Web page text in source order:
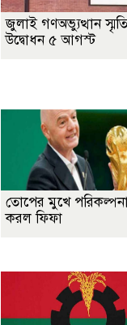
জুলাই গণঅভ্যুত্থান
উদ্বোধন ৫ আগস্ট
তোপের মুখে
করল ফিফা